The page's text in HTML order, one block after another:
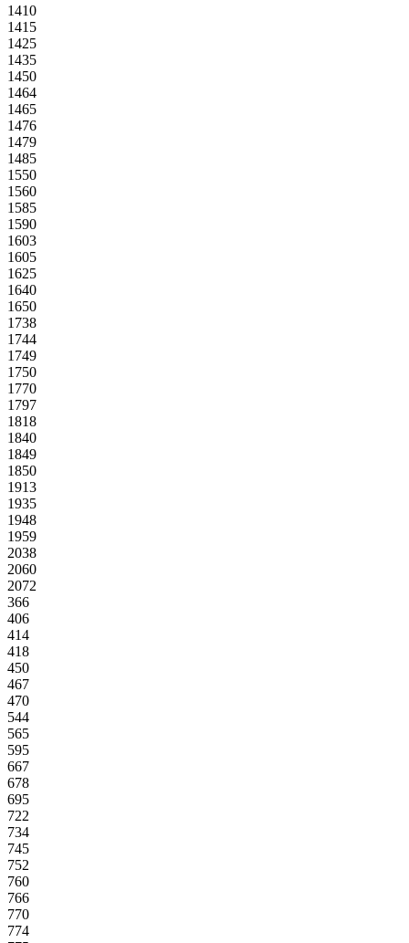
1410
1415
1425
1435
1450
1464
1465
1476
1479
1485
1550
1560
1585
1590
1603
1605
1625
1640
1650
1738
1744
1749
1750
1770
1797
1818
1840
1849
1850
1913
1935
1948
1959
2038
2060
2072
366
406
414
418
450
467
470
544
565
595
667
678
695
722
734
745
752
760
766
770
774